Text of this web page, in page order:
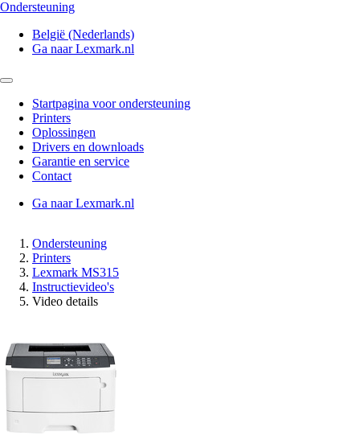
Ondersteuning
België (Nederlands)
Ga naar Lexmark.nl
Startpagina voor ondersteuning
Printers
Oplossingen
Drivers en downloads
Garantie en service
Contact
Ga naar Lexmark.nl
Ondersteuning
Printers
Lexmark MS315
Instructievideo's
Video details